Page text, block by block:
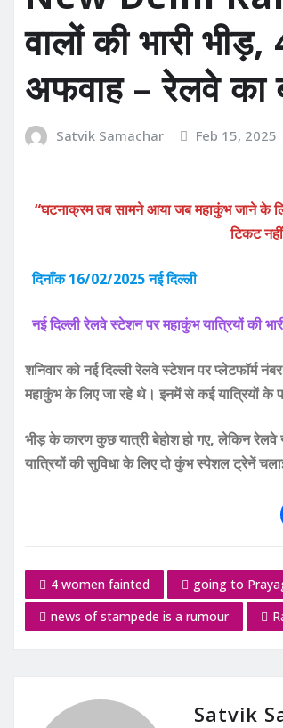
वालों की भारी
अफवाह – रेलवे का
Satvik Samachar Feb 15, 2025
“घटनाक्रम तब सामने आया जब महाकुंभ जाने के
टिकट
दिनाँक 16/02/2025 नई दिल्ली
नई दिल्ली रेलवे स्टेशन पर महाकुंभ यात्रियों की
शनिवार को नई दिल्ली रेलवे स्टेशन पर प्लेटफॉर्म
महाकुंभ के लिए जा रहे थे। इनमें से कई यात्रियों
भीड़ के कारण कुछ यात्री बेहोश हो गए, लेकिन
यात्रियों की सुविधा के लिए दो कुंभ स्पेशल ट्रेनें
4 women fainted going to
news of stampede is a rumour
Satvik